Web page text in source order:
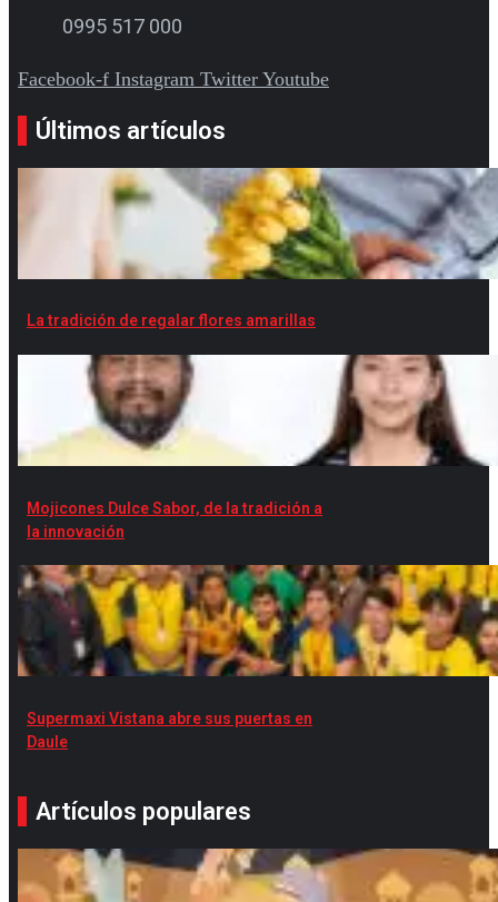
0995 517 000
Facebook-f Instagram Twitter Youtube
Últimos artículos
La tradición de regalar flores amarillas
Mojicones Dulce Sabor, de la tradición a
la innovación
Supermaxi Vistana abre sus puertas en
Daule
Artículos populares